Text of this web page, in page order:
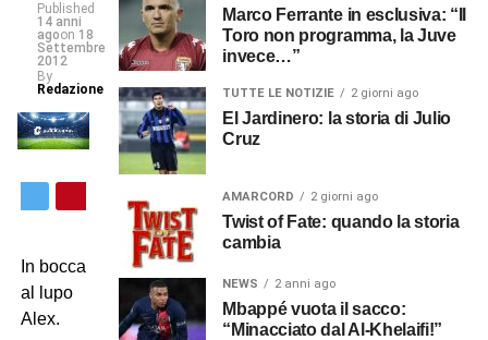
Published
14 anni
agoon 18
Settembre
2012
By
Redazione
In bocca
al lupo
Alex.
Marco Ferrante in esclusiva: “Il
Toro non programma, la Juve
invece…”
TUTTE LE NOTIZIE 2 giorni ago
El Jardinero: la storia di Julio
Cruz
AMARCORD 2 giorni ago
Twist of Fate: quando la storia
cambia
NEWS 2 anni ago
Mbappé vuota il sacco:
“Minacciato dal Al-Khelaifi!”